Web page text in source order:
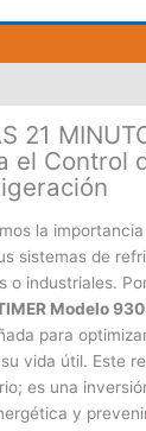
21
el Control
la
sistemas de
o industriales.
Modelo
para
vida útil. Este
es una
y